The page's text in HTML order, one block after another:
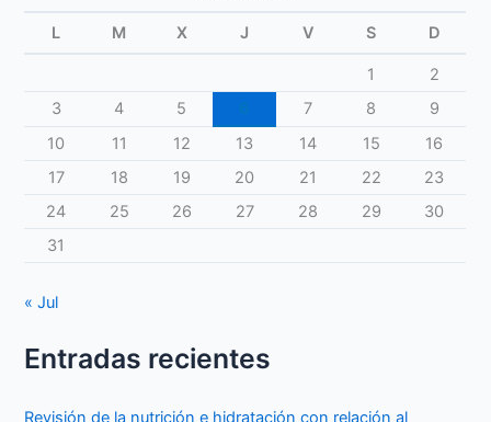
L M X J V S D
1
2
3
4 5 7 8
9
10
11 12 13 14 15
16
17
18 19 20 21 22
23
24
25 26 27 28 29
30
31
« Jul
Entradas recientes
Revisión de la nutrición e hidratación con relación al